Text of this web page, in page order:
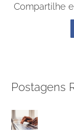
Compartilhe
Postagens